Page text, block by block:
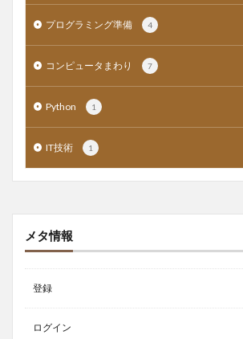
プログラミング準備 4
コンピュータまわり 7
Python 1
IT技術 1
メタ情報
登録
ログイン